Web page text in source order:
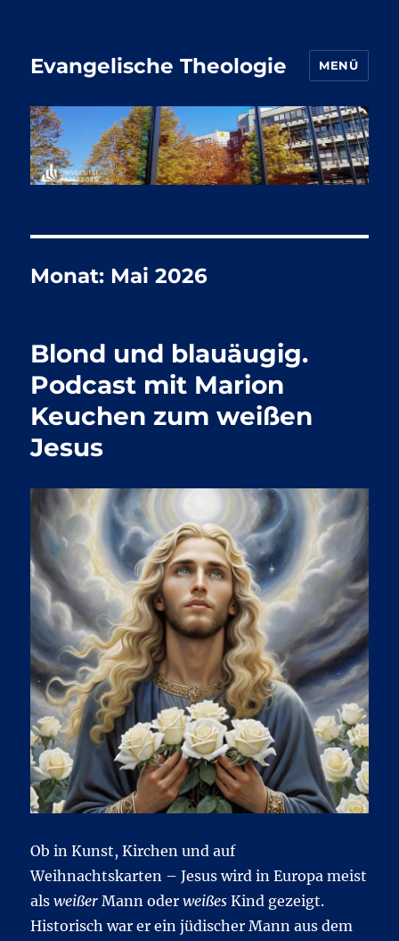
Evangelische Theologie MENÜ
Monat: Mai 2026
Blond und blauäugig.
Podcast mit Marion
Keuchen zum weißen
Jesus
Ob in Kunst, Kirchen und auf
Weihnachtskarten – Jesus wird in Europa meist
alsweißer Mann oderweißes Kind gezeigt.
Historisch war er ein jüdischer Mann aus dem